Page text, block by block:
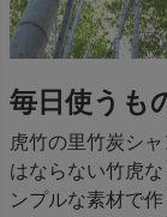
毎日使うも
虎竹の里竹炭シ
はならない竹虎
ンプルな素材で